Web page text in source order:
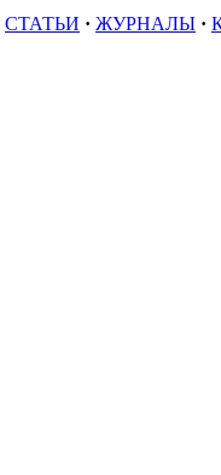
СТАТЬИ · ЖУРНАЛЫ ·